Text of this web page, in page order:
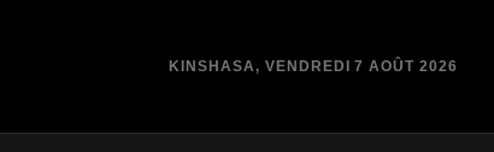
KINSHASA, VENDREDI 7 AOÛT 2026